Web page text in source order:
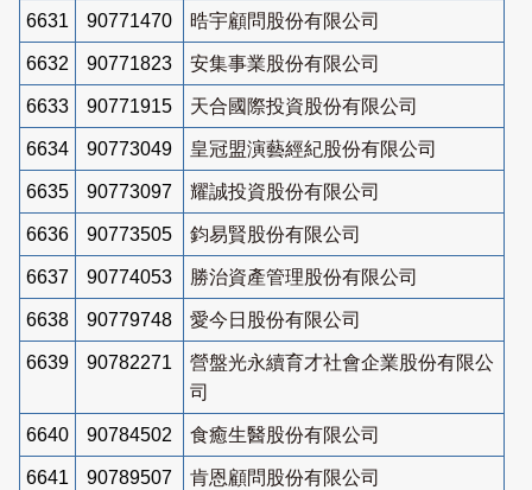
6631 90771470 晧宇顧問股份有限公司
6632 90771823 安集事業股份有限公司
6633 90771915 天合國際投資股份有限公司
6634 90773049 皇冠盟演藝經紀股份有限公司
6635 90773097 耀誠投資股份有限公司
6636 90773505 鈞易賢股份有限公司
6637 90774053 勝治資產管理股份有限公司
6638 90779748 愛今日股份有限公司
6639 90782271
營盤光永續育才社會企業股份有限公
司
6640 90784502 食癒生醫股份有限公司
6641 90789507 肯恩顧問股份有限公司